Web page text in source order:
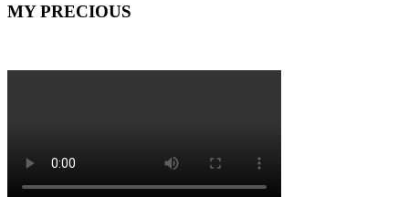
MY PRECIOUS